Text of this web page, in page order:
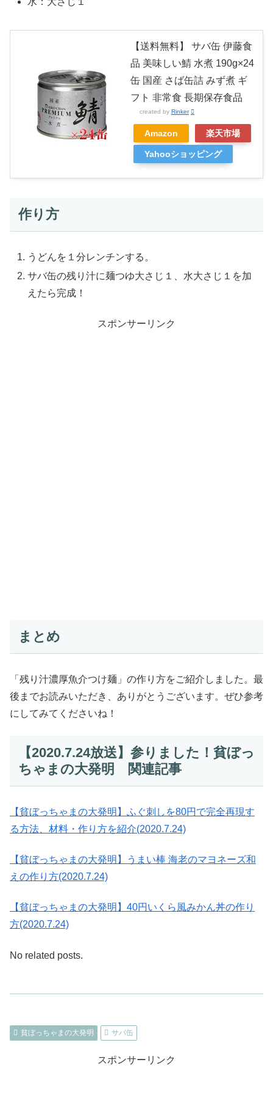
【送料無料】 サバ缶 伊藤食
品 美味しい鯖 水煮 190g×24
缶 国産 さば缶詰 みず煮 ギ
フト 非常食 長期保存食品
created by Rinker
Amazon 楽天市場
Yahooショッピング
作り方
うどんを１分レンチンする。
サバ缶の残り汁に麺つゆ大さじ１、水大さじ１を加
えたら完成！
スポンサーリンク
まとめ
「残り汁濃厚魚介つけ麺」の作り方をご紹介しました。最
後までお読みいただき、ありがとうございます。ぜひ参考
にしてみてくださいね！
【2020.7.24放送】参りました！貧ぼっ
ちゃまの大発明 関連記事
【貧ぼっちゃまの大発明】ふぐ刺しを80円で完全再現す
る方法、材料・作り方を紹介(2020.7.24)
【貧ぼっちゃまの大発明】うまい棒 海老のマヨネーズ和
えの作り方(2020.7.24)
【貧ぼっちゃまの大発明】40円いくら風みかん丼の作り
方(2020.7.24)
No related posts.
貧ぼっちゃまの大発明 サバ缶
スポンサーリンク